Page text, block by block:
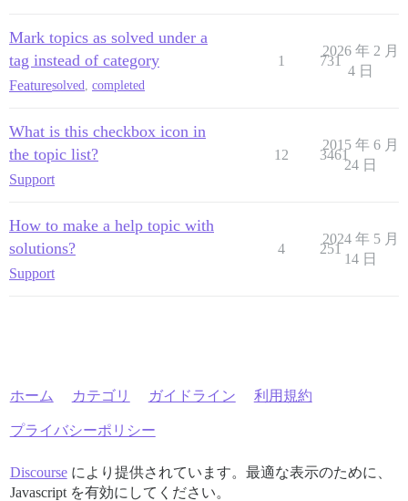
Mark topics as solved under a
tag instead of category
Featuresolved, completed
1 731
2026 年 2 月
4 日
What is this checkbox icon in
the topic list?
Support
12 3461
2015 年 6 月
24 日
How to make a help topic with
solutions?
Support
4 251
2024 年 5 月
14 日
ホーム カテゴリ ガイドライン 利用規約
プライバシーポリシー
Discourseにより提供されています。最適な表示のために、
Javascript を有効にしてください。